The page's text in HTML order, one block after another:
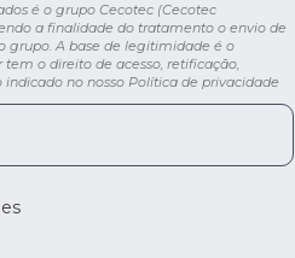
é o grupo Cecotec (Cecotec
a finalidade do tratamento o envio de
grupo. A base de legitimidade é o
o direito de acesso, retificação,
no nosso Política de privacidade